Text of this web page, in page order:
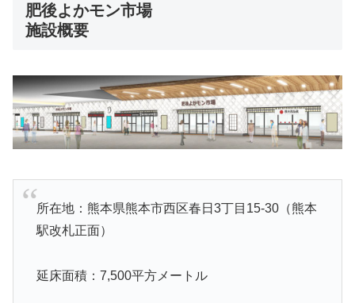
肥後よかモン市場
施設概要
所在地：熊本県熊本市西区春日3丁目15-30（熊本
駅改札正面）
延床面積：7,500平方メートル